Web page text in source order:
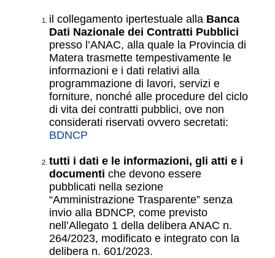
il collegamento ipertestuale alla Banca
Dati Nazionale dei Contratti Pubblici
presso l’ANAC, alla quale la Provincia di
Matera trasmette tempestivamente le
informazioni e i dati relativi alla
programmazione di lavori, servizi e
forniture, nonché alle procedure del ciclo
di vita dei contratti pubblici, ove non
considerati riservati ovvero secretati:
BDNCP
tutti i dati e le informazioni, gli atti e i
documenti che devono essere
pubblicati nella sezione
“Amministrazione Trasparente” senza
invio alla BDNCP, come previsto
nell’Allegato 1 della delibera ANAC n.
264/2023, modificato e integrato con la
delibera n. 601/2023.